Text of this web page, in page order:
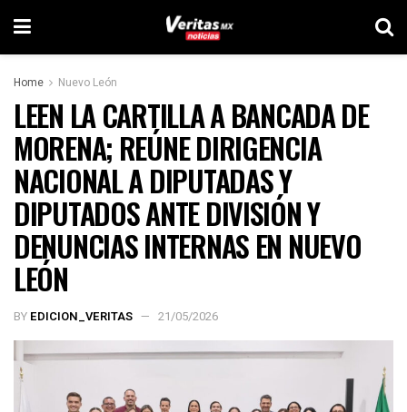
Home Nuevo León
LEEN LA CARTILLA A BANCADA DE
MORENA; REÚNE DIRIGENCIA
NACIONAL A DIPUTADAS Y
DIPUTADOS ANTE DIVISIÓN Y
DENUNCIAS INTERNAS EN NUEVO
LEÓN
BY EDICION_VERITAS 21/05/2026